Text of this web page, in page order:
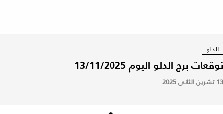
الدلو
توقعات برج الدلو اليوم 13/11/2025
13 تشرين الثاني 2025